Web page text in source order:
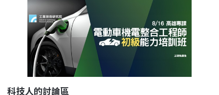
科技人的討論區